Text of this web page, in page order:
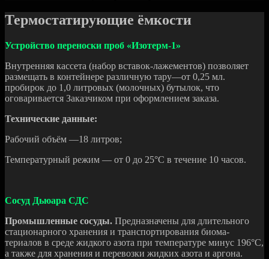
Термостатирующие ёмкости
Устройство переноски проб «Изотерм-1»
Внутренняя кассета (набор вставок-лажементов) позволяет
размещать в контейнере различную тару—от 0,25 мл.
пробирок до 1,0 литровых (молочных) бутылок, что
оговаривается Заказчиком при оформлением заказа.
Технические данные:
Рабочий объём —18 литров;
Температурный режим — от 0 до 25°С в течение 10 часов.
Сосуд Дьюара СДС
Промышленные сосуды. Предназначены для длительного
стационарного хранения и транспортирования биома-
териалов в среде жидкого азота при температуре минус 196°С,
а также для хранения и перевозки жидких азота и аргона.